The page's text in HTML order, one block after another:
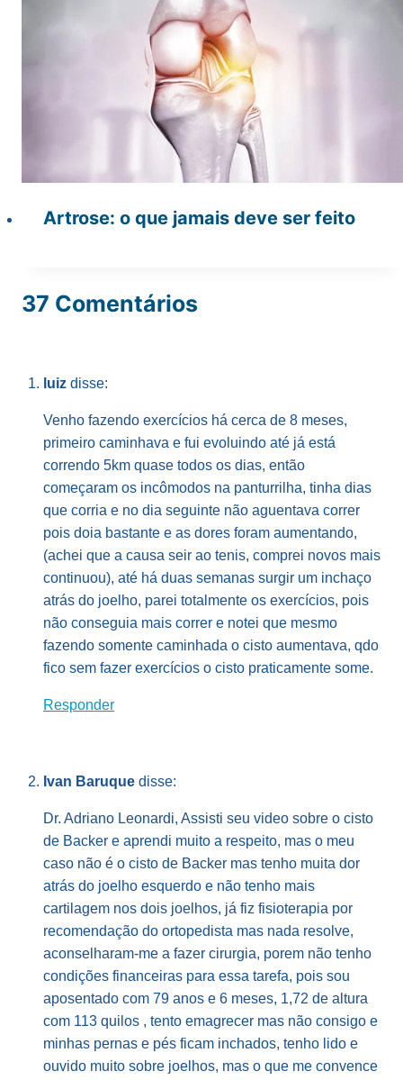
Artrose: o que jamais deve ser feito
37 Comentários
luiz disse:
Venho fazendo exercícios há cerca de 8 meses,
primeiro caminhava e fui evoluindo até já está
correndo 5km quase todos os dias, então
começaram os incômodos na panturrilha, tinha dias
que corria e no dia seguinte não aguentava correr
pois doia bastante e as dores foram aumentando,
(achei que a causa seir ao tenis, comprei novos mais
continuou), até há duas semanas surgir um inchaço
atrás do joelho, parei totalmente os exercícios, pois
não conseguia mais correr e notei que mesmo
fazendo somente caminhada o cisto aumentava, qdo
fico sem fazer exercícios o cisto praticamente some.
Responder
Ivan Baruque disse:
Dr. Adriano Leonardi, Assisti seu video sobre o cisto
de Backer e aprendi muito a respeito, mas o meu
caso não é o cisto de Backer mas tenho muita dor
atrás do joelho esquerdo e não tenho mais
cartilagem nos dois joelhos, já fiz fisioterapia por
recomendação do ortopedista mas nada resolve,
aconselharam-me a fazer cirurgia, porem não tenho
condições financeiras para essa tarefa, pois sou
aposentado com 79 anos e 6 meses, 1,72 de altura
com 113 quilos , tento emagrecer mas não consigo e
minhas pernas e pés ficam inchados, tenho lido e
ouvido muito sobre joelhos, mas o que me convence